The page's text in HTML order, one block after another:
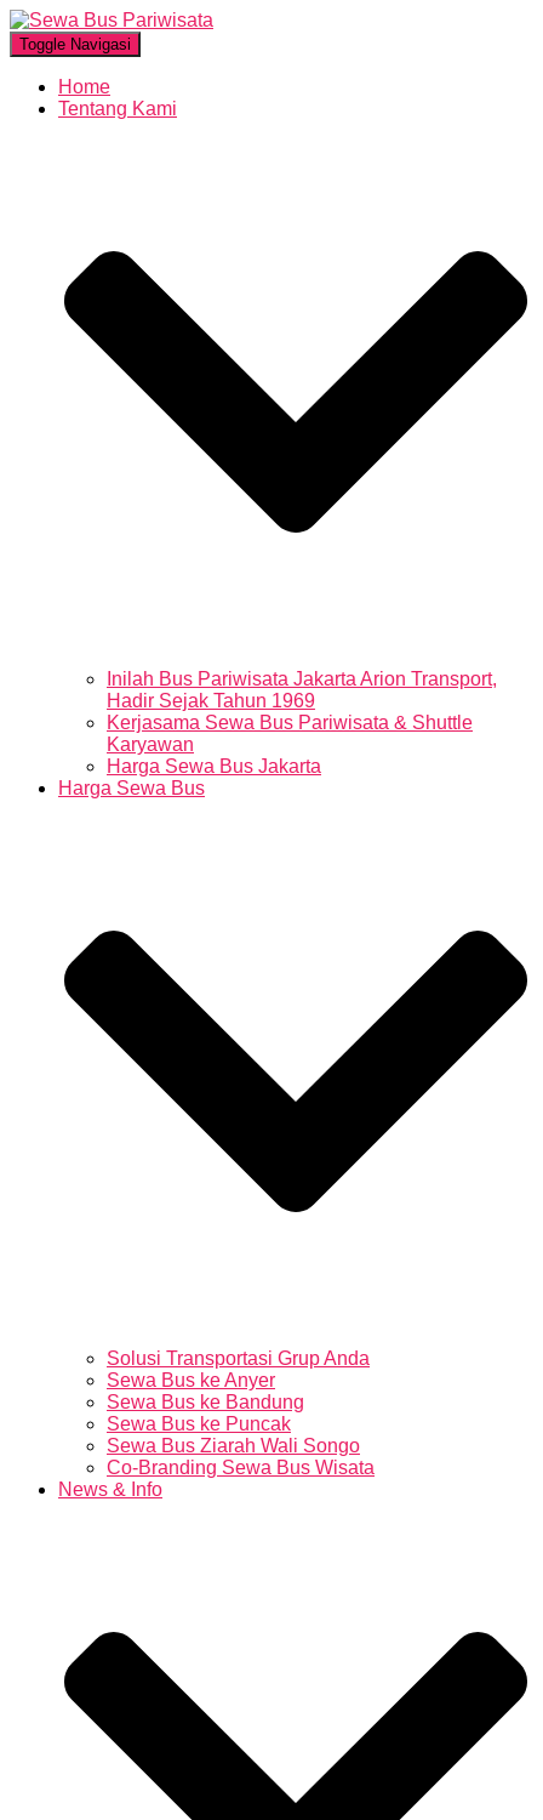
Toggle Navigasi
Home
Tentang Kami
Inilah Bus Pariwisata Jakarta Arion Transport,
Hadir Sejak Tahun 1969
Kerjasama Sewa Bus Pariwisata & Shuttle
Karyawan
Harga Sewa Bus Jakarta
Harga Sewa Bus
Solusi Transportasi Grup Anda
Sewa Bus ke Anyer
Sewa Bus ke Bandung
Sewa Bus ke Puncak
Sewa Bus Ziarah Wali Songo
Co-Branding Sewa Bus Wisata
News & Info